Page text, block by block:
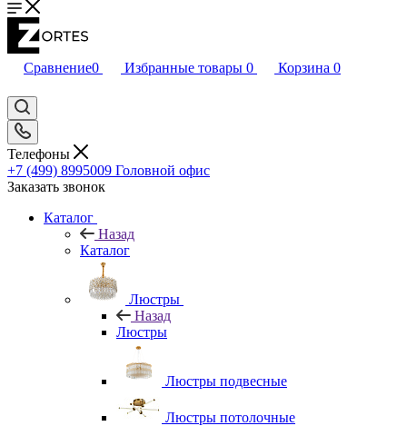
Сравнение0 Избранные товары 0 Корзина 0
Телефоны
+7 (499) 8995009 Головной офис
Заказать звонок
Каталог
Назад
Каталог
Люстры
Назад
Люстры
Люстры подвесные
Люстры потолочные